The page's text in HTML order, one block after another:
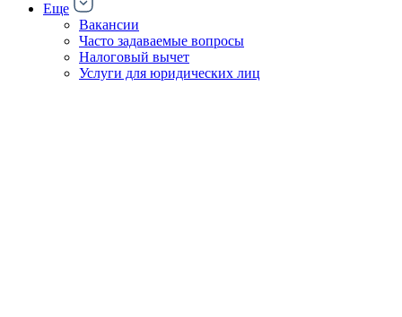
Еще
Вакансии
Часто задаваемые вопросы
Налоговый вычет
Услуги для юридических лиц